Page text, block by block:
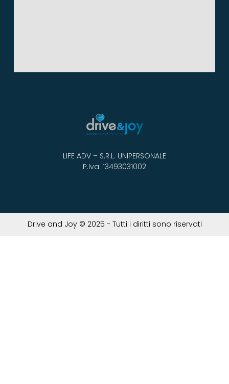
LIFE ADV – S.R.L. UNIPERSONALE
P.Iva: 13493031002
Drive and Joy © 2025 - Tutti i diritti sono riservati